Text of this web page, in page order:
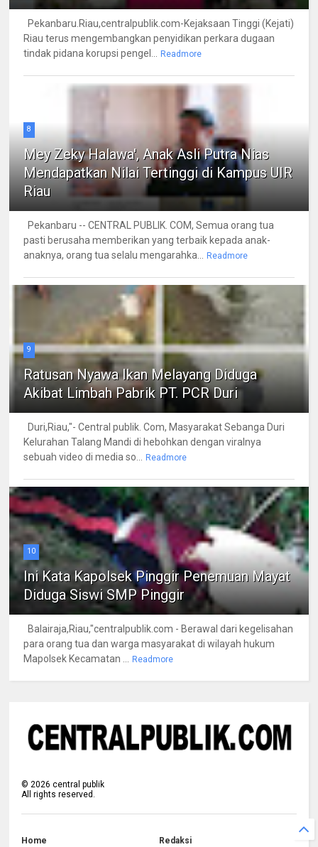
Pekanbaru.Riau,centralpublik.com-Kejaksaan Tinggi (Kejati)
Riau terus mengembangkan penyidikan perkara dugaan
tindak pidana korupsi pengel...
Readmore
8
Mey Zeky Halawa', Anak Asli Putra Nias
Mendapatkan Nilai Tertinggi di Kampus UIR
Riau
Pekanbaru -- CENTRAL PUBLIK. COM, Semua orang tua
pasti berusaha memberikan yang terbaik kepada anak-
anaknya, orang tua selalu mengarahka...
Readmore
9
Ratusan Nyawa Ikan Melayang Diduga
Akibat Limbah Pabrik PT. PCR Duri
Duri,Riau,"- Central publik. Com, Masyarakat Sebanga Duri
Kelurahan Talang Mandi di hebohkan dengan viralnya
sebuah video di media so...
Readmore
10
Ini Kata Kapolsek Pinggir Penemuan Mayat
Diduga Siswi SMP Pinggir
Balairaja,Riau,"centralpublik.com - Berawal dari kegelisahan
para orang tua dan warga masyarakat di wilayah hukum
Mapolsek Kecamatan ...
Readmore
©2026 central publik
All rights reserved.
Home Redaksi